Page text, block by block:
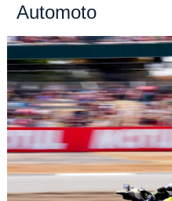
Automoto